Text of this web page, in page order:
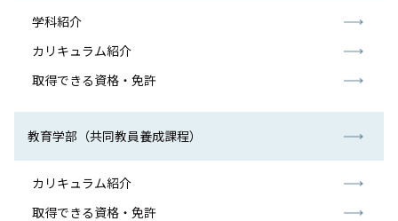
卒業生の方
学科紹介
カリキュラム紹介
取得できる資格・免許
教育学部（共同教員養成課程）
カリキュラム紹介
取得できる資格・免許